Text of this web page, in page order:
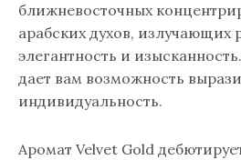
ближневосточных
арабских духов, излучающих
элегантность и
дает вам возможность
индивидуальность.
Аромат Velvet Gold